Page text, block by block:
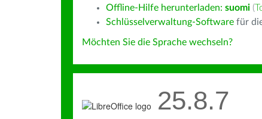
Offline-Hilfe herunterladen: suomi (
Schlüsselverwaltung-Software für
Möchten Sie die Sprache wechseln?
25.8.7